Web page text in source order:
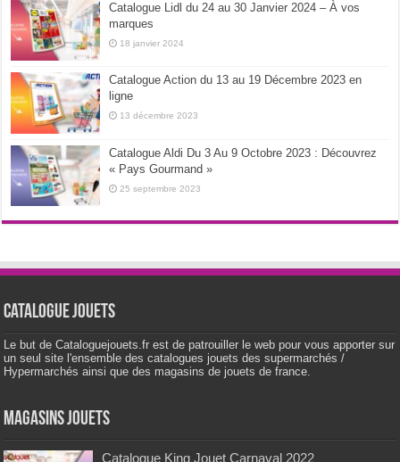
Catalogue Lidl du 24 au 30 Janvier 2024 – À vos
marques
18 janvier 2024
Catalogue Action du 13 au 19 Décembre 2023 en
ligne
13 décembre 2023
Catalogue Aldi Du 3 Au 9 Octobre 2023 : Découvrez
« Pays Gourmand »
25 septembre 2023
Catalogue Jouets
Le but de Cataloguejouets.fr est de patrouiller le web pour vous apporter sur
un seul site l'ensemble des catalogues jouets des supermarchés /
Hypermarchés ainsi que des magasins de jouets de france.
Magasins Jouets
Catalogue King Jouet Carnaval 2022